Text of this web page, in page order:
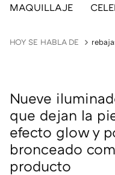
MAQUILLAJE
HOY SE HABLA DE
Nueve
que dejan la
efecto glow y
bronceado
producto